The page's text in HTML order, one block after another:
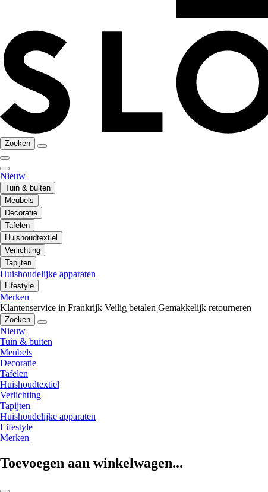
Zoeken
Nieuw
Tuin & buiten
Meubels
Decoratie
Tafelen
Huishoudtextiel
Verlichting
Tapijten
Huishoudelijke apparaten
Lifestyle
Merken
Klantenservice in Frankrijk Veilig betalen Gemakkelijk retourneren
Zoeken
Nieuw
Tuin & buiten
Meubels
Decoratie
Tafelen
Huishoudtextiel
Verlichting
Tapijten
Huishoudelijke apparaten
Lifestyle
Merken
Toevoegen aan winkelwagen...